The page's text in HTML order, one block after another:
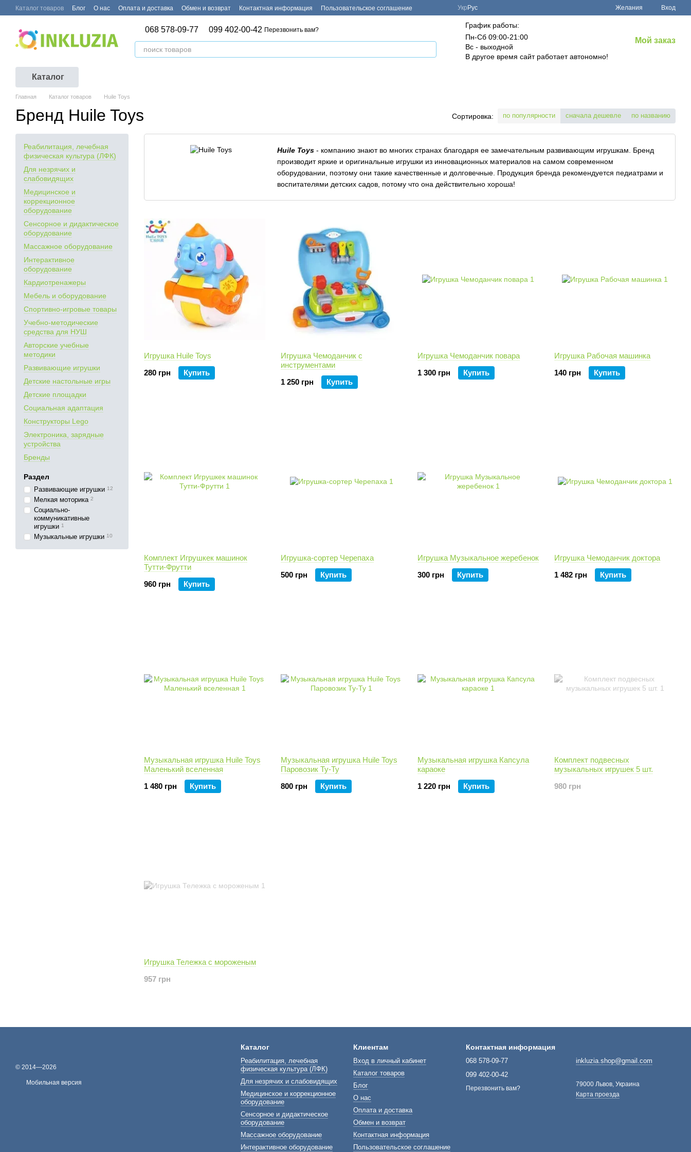
Перейти к основному контенту
Каталог товаров Блог О нас Оплата и доставка Обмен и возврат Контактная информация Пользовательское соглашение Укр Рус Желания Вход
068 578-09-77 099 402-00-42 Перезвонить вам?
График работы:
Пн-Сб 09:00-21:00
Вс - выходной
В другое время сайт работает автономно!
Мой заказ
Каталог
Главная Каталог товаров Huile Toys
Бренд Huile Toys Сортировка: по популярности сначала дешевле по названию
Huile Toys - компанию знают во многих странах благодаря ее замечательным развивающим игрушкам. Бренд
производит яркие и оригинальные игрушки из инновационных материалов на самом современном
оборудовании, поэтому они такие качественные и долговечные. Продукция бренда рекомендуется педиатрами и
воспитателями детских садов, потому что она действительно хороша!
Игрушка Huile Toys
280 грн
Купить
Игрушка Чемоданчик с
инструментами
1 250 грн
Купить
Игрушка Чемоданчик повара
1 300 грн
Купить
Игрушка Рабочая машинка
140 грн
Купить
Комплект Игрушкек машинок
Тутти-Фрутти
960 грн
Купить
Игрушка-сортер Черепаха
500 грн
Купить
Игрушка Музыкальное жеребенок
300 грн
Купить
Игрушка Чемоданчик доктора
1 482 грн
Купить
Музыкальная игрушка Huile Toys
Маленький вселенная
1 480 грн
Купить
Музыкальная игрушка Huile Toys
Паровозик Ту-Ту
800 грн
Купить
Музыкальная игрушка Капсула
караоке
1 220 грн
Купить
Комплект подвесных
музыкальных игрушек 5 шт.
980 грн
Игрушка Тележка с мороженым
957 грн
Реабилитация, лечебная
физическая культура (ЛФК)
Для незрячих и
слабовидящих
Медицинское и
коррекционное
оборудование
Сенсорное и дидактическое
оборудование
Массажное оборудование
Интерактивное
оборудование
Кардиотренажеры
Мебель и оборудование
Спортивно-игровые товары
Учебно-методические
средства для НУШ
Авторские учебные
методики
Развивающие игрушки
Детские настольные игры
Детские площадки
Социальная адаптация
Конструкторы Lego
Электроника, зарядные
устройства
Бренды
Раздел
Развивающие игрушки 12
Мелкая моторика 2
Социально-
коммуникативные
игрушки 1
Музыкальные игрушки 10
© 2014—2026
Мобильная версия
Каталог
Реабилитация, лечебная
физическая культура (ЛФК)
Для незрячих и слабовидящих
Медицинское и коррекционное
оборудование
Сенсорное и дидактическое
оборудование
Массажное оборудование
Интерактивное оборудование
Клиентам
Вход в личный кабинет
Каталог товаров
Блог
О нас
Оплата и доставка
Обмен и возврат
Контактная информация
Пользовательское соглашение
Контактная информация
068 578-09-77
099 402-00-42
Перезвонить вам?
inkluzia.shop@gmail.com
79000 Львов, Украина
Карта проезда